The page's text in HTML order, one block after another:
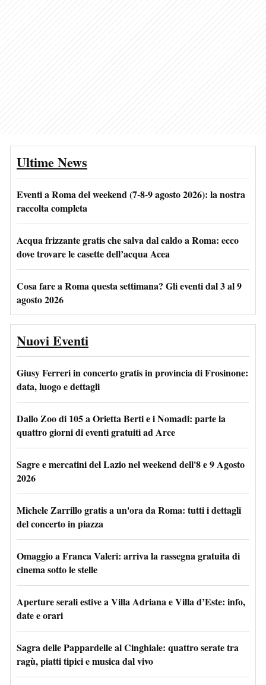
Ultime News
Eventi a Roma del weekend (7-8-9 agosto 2026): la nostra
raccolta completa
Acqua frizzante gratis che salva dal caldo a Roma: ecco
dove trovare le casette dell’acqua Acea
Cosa fare a Roma questa settimana? Gli eventi dal 3 al 9
agosto 2026
Nuovi Eventi
Giusy Ferreri in concerto gratis in provincia di Frosinone:
data, luogo e dettagli
Dallo Zoo di 105 a Orietta Berti e i Nomadi: parte la
quattro giorni di eventi gratuiti ad Arce
Sagre e mercatini del Lazio nel weekend dell'8 e 9 Agosto
2026
Michele Zarrillo gratis a un'ora da Roma: tutti i dettagli
del concerto in piazza
Omaggio a Franca Valeri: arriva la rassegna gratuita di
cinema sotto le stelle
Aperture serali estive a Villa Adriana e Villa d’Este: info,
date e orari
Sagra delle Pappardelle al Cinghiale: quattro serate tra
ragù, piatti tipici e musica dal vivo